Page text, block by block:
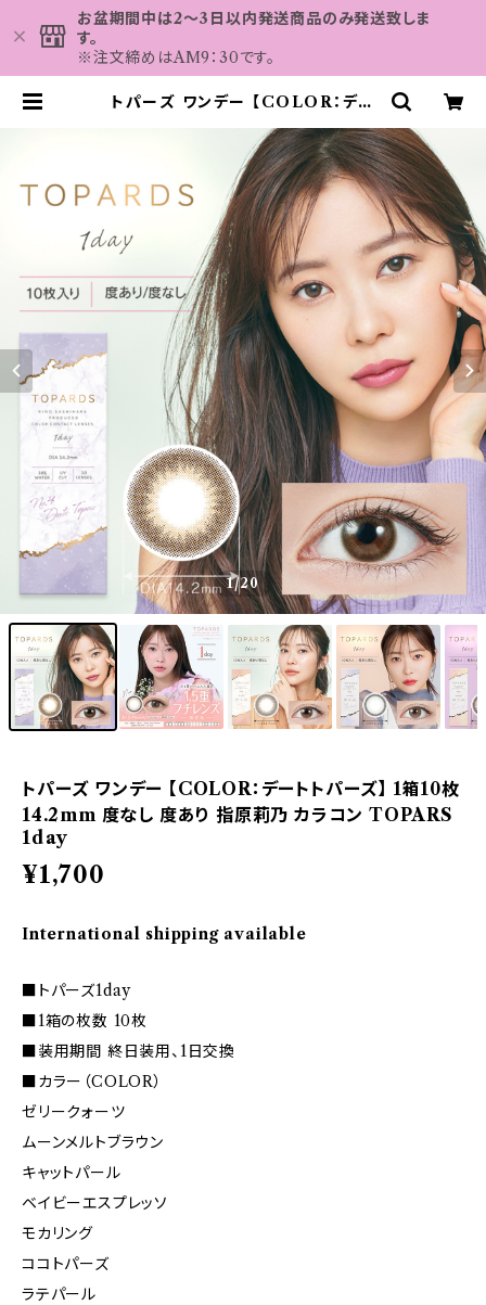
お盆期間中は2～3日以内発送商品のみ発送致しま
す。
※注文締めはAM9：30です。
トパーズ ワンデー 【COLOR：デー
し 度あり 指原莉乃 カラコン TOPA
RS 1day | カラコン MAHALO
1/20
トパーズ ワンデー 【COLOR：デートトパーズ】 1箱10枚
14.2mm 度なし 度あり 指原莉乃 カラコン TOPARS
1day
¥1,700
International shipping available
■トパーズ1day
■1箱の枚数 10枚
■装用期間 終日装用、1日交換
■カラー（COLOR）
ゼリークォーツ
ムーンメルトブラウン
キャットパール
ベイビーエスプレッソ
モカリング
ココトパーズ
ラテパール